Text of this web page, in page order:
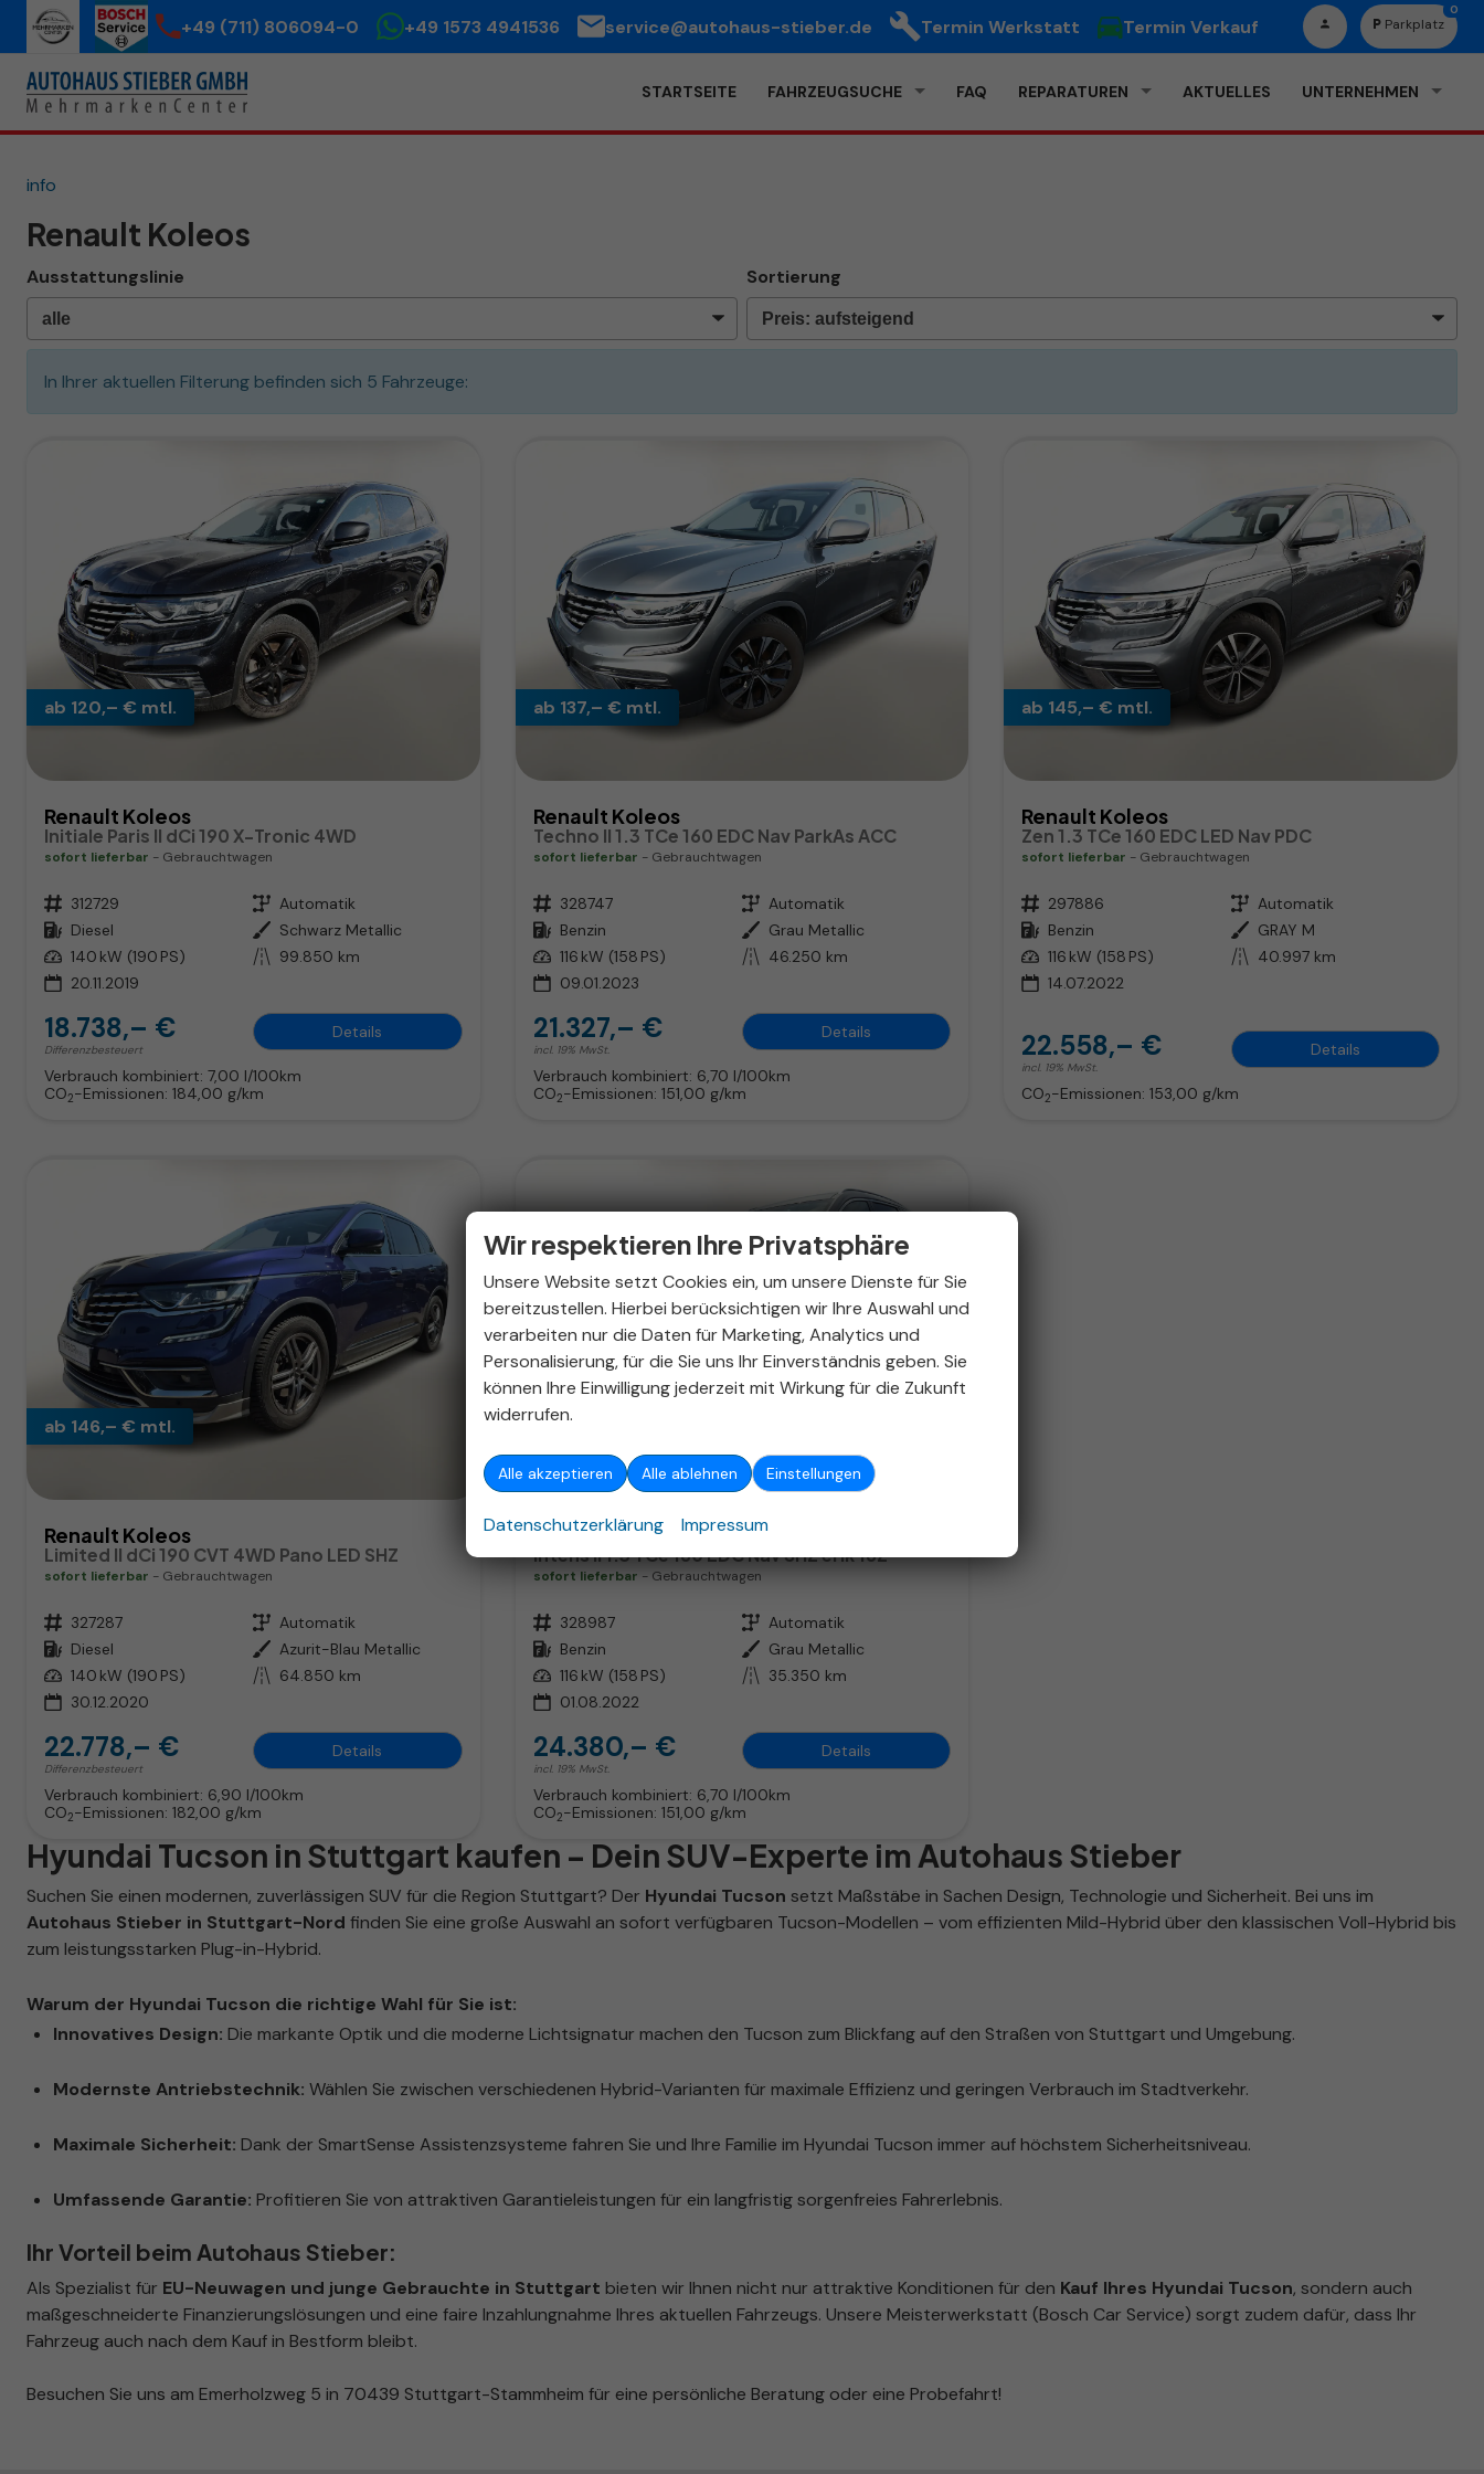
+49 (711) 806094-0 +49 1573 4941536 service@autohaus-stieber.de Termin Werkstatt Termin Verkauf Parkplatz
0
STARTSEITE FAHRZEUGSUCHE FAQ REPARATUREN AKTUELLES UNTERNEHMEN
info
Renault Koleos
Ausstattungslinie Sortierung
In Ihrer aktuellen Filterung befinden sich 5 Fahrzeuge:
ab 120,– € mtl.
Renault Koleos
Initiale Paris II dCi 190 X-Tronic 4WD
sofort lieferbar Gebrauchtwagen
Fahrzeugnr. 312729 Getriebe Automatik
Kraftstoff Diesel Außenfarbe Schwarz Metallic
Leistung 140 kW (190 PS) Kilometerstand 99.850 km
20.11.2019
18.738,– €
Differenzbesteuert
Details
Verbrauch kombiniert: 7,00 l/100km
CO2-Emissionen: 184,00 g/km
ab 137,– € mtl.
Renault Koleos
Techno II 1.3 TCe 160 EDC Nav ParkAs ACC
sofort lieferbar Gebrauchtwagen
Fahrzeugnr. 328747 Getriebe Automatik
Kraftstoff Benzin Außenfarbe Grau Metallic
Leistung 116 kW (158 PS) Kilometerstand 46.250 km
09.01.2023
21.327,– €
incl. 19% MwSt.
Details
Verbrauch kombiniert: 6,70 l/100km
CO2-Emissionen: 151,00 g/km
ab 145,– € mtl.
Renault Koleos
Zen 1.3 TCe 160 EDC LED Nav PDC
sofort lieferbar Gebrauchtwagen
Fahrzeugnr. 297886 Getriebe Automatik
Kraftstoff Benzin Außenfarbe GRAY M
Leistung 116 kW (158 PS) Kilometerstand 40.997 km
14.07.2022
22.558,– €
incl. 19% MwSt.
Details
CO2-Emissionen:153,00 g/km
ab 146,– € mtl.
Renault Koleos
Limited II dCi 190 CVT 4WD Pano LED SHZ
sofort lieferbar Gebrauchtwagen
Fahrzeugnr. 327287 Getriebe Automatik
Kraftstoff Diesel Außenfarbe Azurit-Blau Metallic
Leistung 140 kW (190 PS) Kilometerstand 64.850 km
30.12.2020
22.778,– €
Differenzbesteuert
Details
Verbrauch kombiniert: 6,90 l/100km
CO2-Emissionen: 182,00 g/km
ab 156,– € mtl.
Renault Koleos
Intens II 1.3 TCe 160 EDC Nav SHZ eHk 18Z
sofort lieferbar Gebrauchtwagen
Fahrzeugnr. 328987 Getriebe Automatik
Kraftstoff Benzin Außenfarbe Grau Metallic
Leistung 116 kW (158 PS) Kilometerstand 35.350 km
01.08.2022
24.380,– €
incl. 19% MwSt.
Details
Verbrauch kombiniert: 6,70 l/100km
CO2-Emissionen: 151,00 g/km
Hyundai Tucson in Stuttgart kaufen – Dein SUV-Experte im Autohaus Stieber
Suchen Sie einen modernen, zuverlässigen SUV für die Region Stuttgart? Der Hyundai Tucson setzt Maßstäbe in Sachen Design, Technologie und Sicherheit. Bei uns im
Autohaus Stieber in Stuttgart-Nord finden Sie eine große Auswahl an sofort verfügbaren Tucson-Modellen – vom effizienten Mild-Hybrid über den klassischen Voll-Hybrid bis
zum leistungsstarken Plug-in-Hybrid.
Warum der Hyundai Tucson die richtige Wahl für Sie ist:
Innovatives Design: Die markante Optik und die moderne Lichtsignatur machen den Tucson zum Blickfang auf den Straßen von Stuttgart und Umgebung.
Modernste Antriebstechnik: Wählen Sie zwischen verschiedenen Hybrid-Varianten für maximale Effizienz und geringen Verbrauch im Stadtverkehr.
Maximale Sicherheit: Dank der SmartSense Assistenzsysteme fahren Sie und Ihre Familie im Hyundai Tucson immer auf höchstem Sicherheitsniveau.
Umfassende Garantie: Profitieren Sie von attraktiven Garantieleistungen für ein langfristig sorgenfreies Fahrerlebnis.
Ihr Vorteil beim Autohaus Stieber:
Als Spezialist für EU-Neuwagen und junge Gebrauchte in Stuttgart bieten wir Ihnen nicht nur attraktive Konditionen für den Kauf Ihres Hyundai Tucson, sondern auch
maßgeschneiderte Finanzierungslösungen und eine faire Inzahlungnahme Ihres aktuellen Fahrzeugs. Unsere Meisterwerkstatt (Bosch Car Service) sorgt zudem dafür, dass Ihr
Fahrzeug auch nach dem Kauf in Bestform bleibt.
Besuchen Sie uns am Emerholzweg 5 in 70439 Stuttgart-Stammheim für eine persönliche Beratung oder eine Probefahrt!
Wir respektieren Ihre Privatsphäre
Unsere Website setzt Cookies ein, um unsere Dienste für Sie
bereitzustellen. Hierbei berücksichtigen wir Ihre Auswahl und
verarbeiten nur die Daten für Marketing, Analytics und
Personalisierung, für die Sie uns Ihr Einverständnis geben. Sie
können Ihre Einwilligung jederzeit mit Wirkung für die Zukunft
widerrufen.
Alle akzeptieren Alle ablehnen Einstellungen
Datenschutzerklärung Impressum